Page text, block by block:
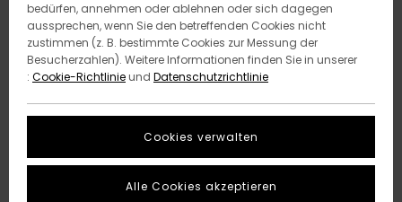
bedürfen, annehmen oder ablehnen oder sich dagegen
aussprechen, wenn Sie den betreffenden Cookies nicht
zustimmen (z. B. bestimmte Cookies zur Messung der
Besucherzahlen). Weitere Informationen finden Sie in unserer
: Cookie-Richtlinieund Datenschutzrichtlinie
Cookies verwalten
Alle Cookies akzeptieren